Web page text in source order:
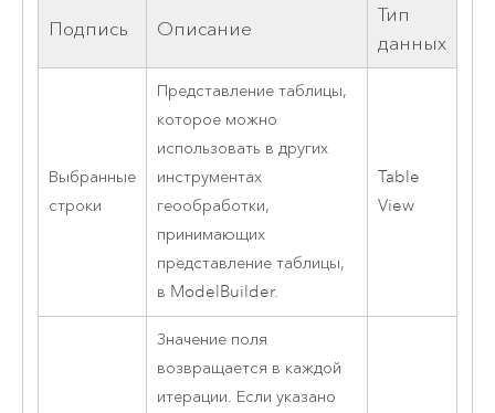
Подпись Описание
Тип
данных
Выбранные
строки
Представление таблицы,
которое можно
использовать в других
инструментах
геообработки,
принимающих
представление таблицы,
в ModelBuilder.
Table
View
Значение поля
возвращается в каждой
итерации. Если указано